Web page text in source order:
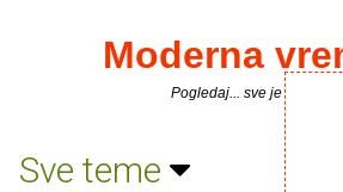
Moderna
Pogledaj... sve je puno
Sve teme